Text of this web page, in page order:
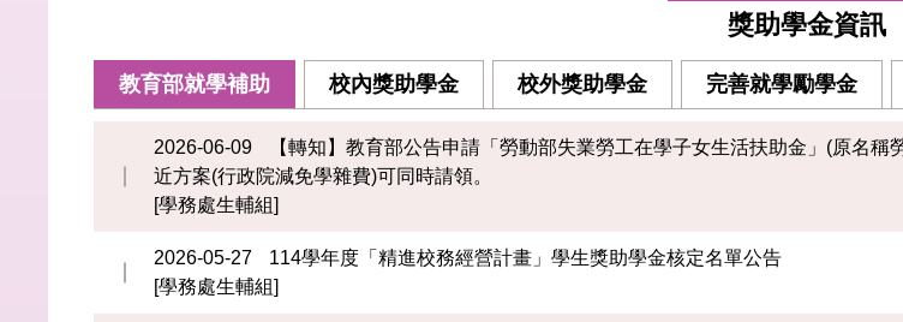
獎助學金資訊
教育部就學補助 校內獎助學金 校外獎助學金 完善就學勵學金
2026-06-09
【轉知】教育部公告申請「勞動部失業勞工在學子女生活扶助金」(原名
近方案(行政院減免學雜費)可同時請領。
[學務處生輔組]
2026-05-27
114學年度「精進校務經營計畫」學生獎助學金核定名單公告
[學務處生輔組]